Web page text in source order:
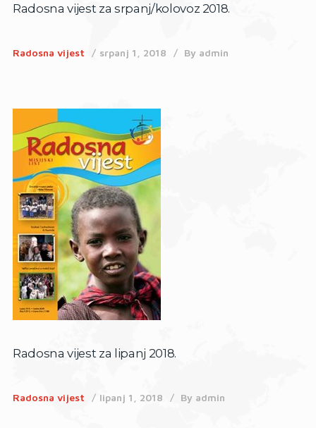
Radosna vijest za srpanj/kolovoz 2018.
Radosna vijest srpanj 1, 2018 By admin
Radosna vijest za lipanj 2018.
Radosna vijest lipanj 1, 2018 By admin